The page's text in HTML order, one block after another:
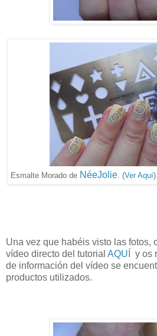
Esmalte Morado de NéeJolie. (Ver Aquí
Una vez que habéis visto las fotos,
vídeo directo del tutorial AQUÍ
y os
de información del vídeo se
productos utilizados.